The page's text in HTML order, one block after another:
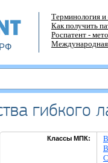
Терминология
Как получить
Роспатент -
Международная
гибкого
Классы МПК: